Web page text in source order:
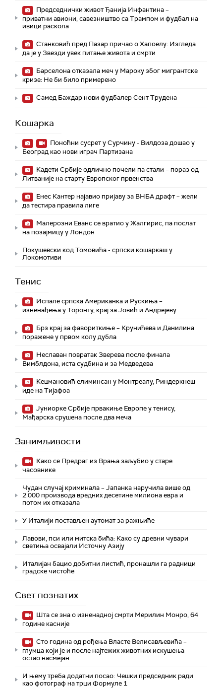
Председнички живот Ђанија Инфантина –
приватни авиони, савезништво са Трампом и фудбал на
ивици раскола
Станковић пред Пазар причао о Хапоелу: Изгледа
да је у Звезди увек питање живота и смрти
Барселона отказала меч у Мароку због мигрантске
кризе: Не би било примерено
Самед Баждар нови фудбалер Сент Трудена
Кошарка
Поноћни сусрет у Сурчину - Вилдоза дошао у
Београд као нови играч Партизана
Кадети Србије одлично почели па стали – пораз од
Литваније на старту Европског првенства
Енес Кантер најавио пријаву за ВНБА драфт – жели
да тестира правила лиге
Малерозни Еванс се вратио у Жалгирис, па послат
на позајмицу у Лондон
Покушевски код Томовића - српски кошаркаш у
Локомотиви
Тенис
Испале српска Американка и Рускиња –
изненађења у Торонту, крај за Јовић и Андрејеву
Брз крај за фавориткиње – Крунићева и Данилина
поражене у првом колу дубла
Неславан повратак Зверева после финала
Вимблдона, иста судбина и за Медведева
Кецмановић елиминсан у Монтреалу, Риндеркнеш
иде на Тијафоа
Јуниорке Србије првакиње Европе у тенису,
Мађарска срушена после два меча
Занимљивости
Како се Предраг из Врања заљубио у старе
часовнике
Чудан случај криминала – Јапанка наручила више од
2.000 производа вредних десетине милиона евра и
потом их отказала
У Италији постављен аутомат за ражњиће
Лавови, пси или митска бића: Како су древни чувари
светиња освајали Источну Азију
Италијан бацио добитни листић, пронашли га радници
градске чистоће
Свет познатих
Шта се зна о изненадној смрти Мерилин Монро, 64
године касније
Сто година од рођења Власте Велисављевића –
глумца који је и после најтежих животних искушења
остао насмејан
И њему треба додатни посао: Чешки председник ради
као фотограф на трци Формуле 1